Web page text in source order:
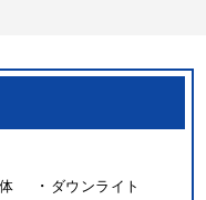
ダウンライト